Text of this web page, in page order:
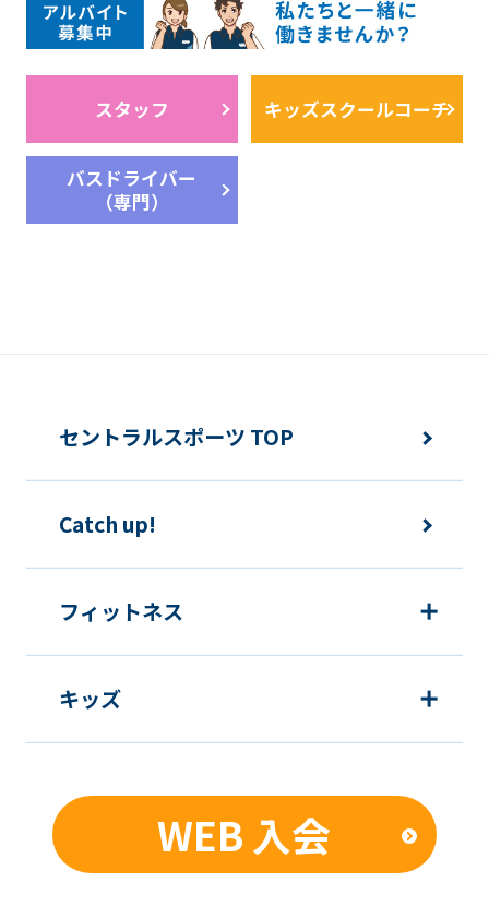
スタッフ キッズスクールコーチ
バスドライバー
（専門）
セントラルスポーツ TOP
Catch up!
フィットネス
キッズ
WEB 入会